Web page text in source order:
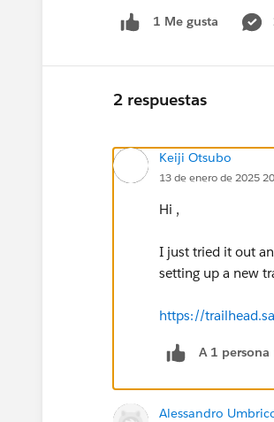
1 Me gusta
2 respuestas
Keiji Otsubo
13 de enero de 2025
Hi ,
I just tried it out
setting up a new
https://
A 1
Alessandro